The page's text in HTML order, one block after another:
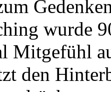
wurde
Mitgefühl
den